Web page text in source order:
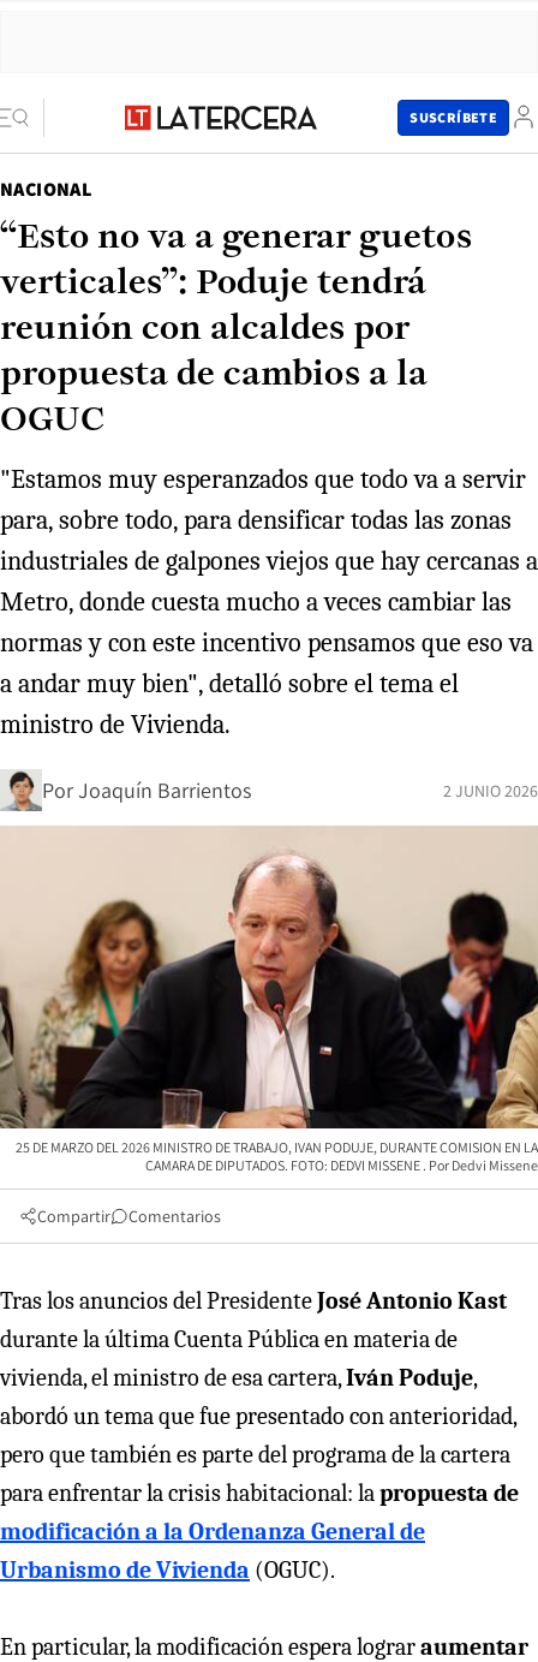
SUSCRÍBETE
NACIONAL
“Esto no va a generar guetos
verticales”: Poduje tendrá
reunión con alcaldes por
propuesta de cambios a la
OGUC
"Estamos muy esperanzados que todo va a servir
para, sobre todo, para densificar todas las zonas
industriales de galpones viejos que hay cercanas a
Metro, donde cuesta mucho a veces cambiar las
normas y con este incentivo pensamos que eso va
a andar muy bien", detalló sobre el tema el
ministro de Vivienda.
PorJoaquín Barrientos 2 JUNIO 2026
25 DE MARZO DEL 2026 MINISTRO DE TRABAJO, IVAN PODUJE, DURANTE COMISION EN LA
CAMARA DE DIPUTADOS. FOTO: DEDVI MISSENE
Dedvi Missene
Compartir Comentarios
Tras los anuncios del PresidenteJosé Antonio Kast
durante la última Cuenta Pública en materia de
vivienda, el ministro de esa cartera,Iván Poduje,
abordó un tema que fue presentado con anterioridad,
pero que también es parte del programa de la cartera
para enfrentar la crisis habitacional: lapropuesta de
modificación a la Ordenanza General de
Urbanismo de Vivienda (OGUC).
En particular, la modificación espera lograraumentar